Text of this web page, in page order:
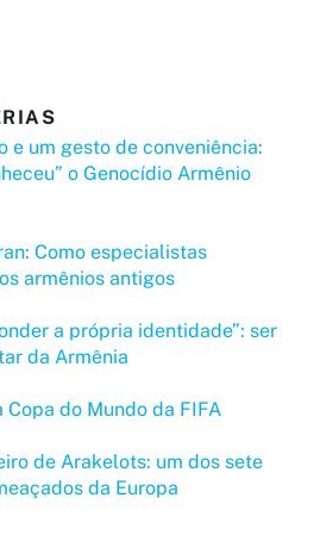
e um gesto de conveniência:
o Genocídio Armênio
Como especialistas
armênios antigos
a própria identidade”: ser
da Armênia
Copa do Mundo da FIFA
de Arakelots: um dos sete
da Europa